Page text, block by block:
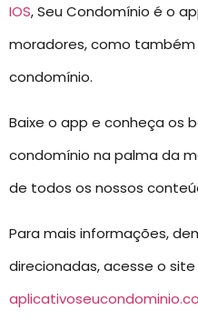
IOS, Seu Condomínio é o
moradores, como
condomínio.
Baixe o app e conheça os
condomínio na palma da
de todos os nossos
Para mais informações,
direcionadas, acesse o